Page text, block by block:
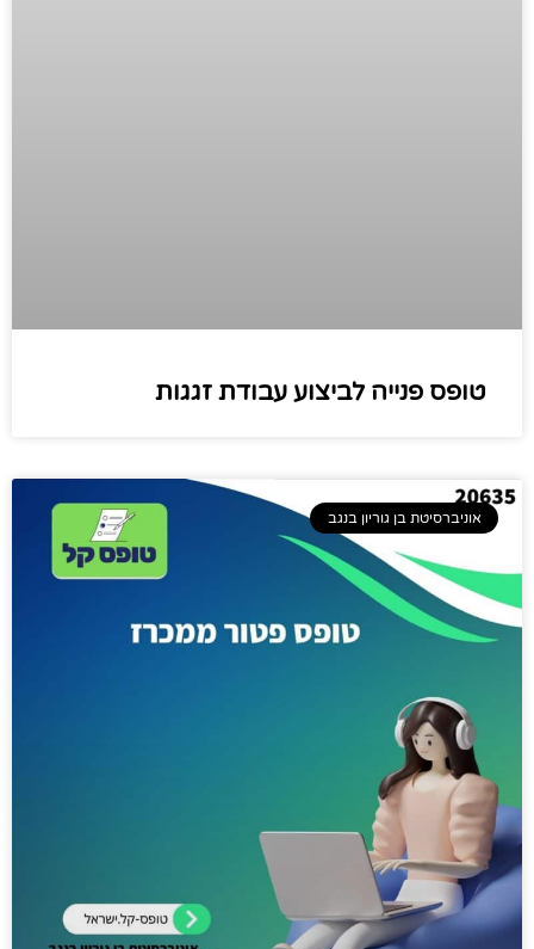
טופס פנייה לביצוע עבודת זגגות
אוניברסיטת בן גוריון בנגב